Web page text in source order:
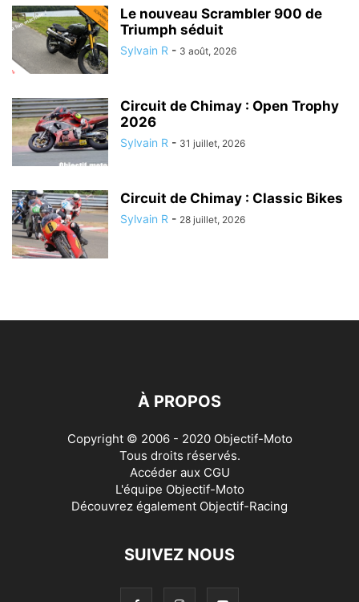
Le nouveau Scrambler 900 de
Triumph séduit
Sylvain R - 3 août, 2026
Circuit de Chimay : Open Trophy
2026
Sylvain R - 31 juillet, 2026
Circuit de Chimay : Classic Bikes
Sylvain R - 28 juillet, 2026
À PROPOS
Copyright © 2006 - 2020 Objectif-Moto
Tous droits réservés.
Accéder aux CGU
L'équipe Objectif-Moto
Découvrez également Objectif-Racing
SUIVEZ NOUS